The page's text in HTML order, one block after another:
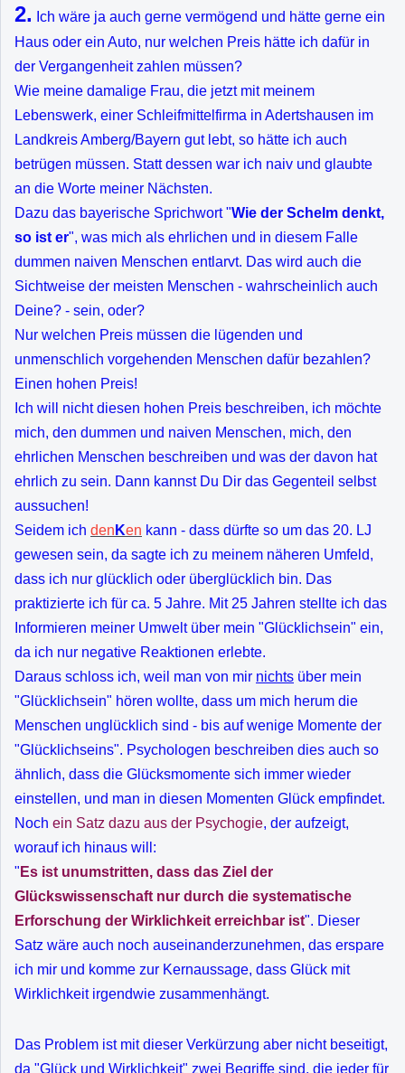
2. Ich wäre ja auch gerne vermögend und hätte gerne ein
Haus oder ein Auto, nur welchen Preis hätte ich dafür in
der Vergangenheit zahlen müssen?
Wie meine damalige Frau, die jetzt mit meinem
Lebenswerk, einer Schleifmittelfirma in Adertshausen im
Landkreis Amberg/Bayern gut lebt, so hätte ich auch
betrügen müssen. Statt dessen war ich naiv und glaubte
an die Worte meiner Nächsten.
Dazu das bayerische Sprichwort "Wie der Schelm denkt,
so ist er", was mich als ehrlichen und in diesem Falle
dummen naiven Menschen entlarvt. Das wird auch die
Sichtweise der meisten Menschen - wahrscheinlich auch
Deine? - sein, oder?
Nur welchen Preis müssen die lügenden und
unmenschlich vorgehenden Menschen dafür bezahlen?
Einen hohen Preis!
Ich will nicht diesen hohen Preis beschreiben, ich möchte
mich, den dummen und naiven Menschen, mich, den
ehrlichen Menschen beschreiben und was der davon hat
ehrlich zu sein. Dann kannst Du Dir das Gegenteil selbst
aussuchen!
Seidem ich den Ken kann - dass dürfte so um das 20. LJ
gewesen sein, da sagte ich zu meinem näheren Umfeld,
dass ich nur glücklich oder überglücklich bin. Das
praktizierte ich für ca. 5 Jahre. Mit 25 Jahren stellte ich das
Informieren meiner Umwelt über mein "Glücklichsein" ein,
da ich nur negative Reaktionen erlebte.
Daraus schloss ich, weil man von mir nichts über mein
"Glücklichsein" hören wollte, dass um mich herum die
Menschen unglücklich sind - bis auf wenige Momente der
"Glücklichseins". Psychologen beschreiben dies auch so
ähnlich, dass die Glücksmomente sich immer wieder
einstellen, und man in diesen Momenten Glück empfindet.
Noch ein Satz dazu aus der Psychogie, der aufzeigt,
worauf ich hinaus will:
" Es ist unumstritten, dass das Ziel der
Glückswissenschaft nur durch die systematische
Erforschung der Wirklichkeit erreichbar ist". Dieser
Satz wäre auch noch auseinanderzunehmen, das erspare
ich mir und komme zur Kernaussage, dass Glück mit
Wirklichkeit irgendwie zusammenhängt.
Das Problem ist mit dieser Verkürzung aber nicht beseitigt,
da "Glück und Wirklichkeit" zwei Begriffe sind, die jeder für